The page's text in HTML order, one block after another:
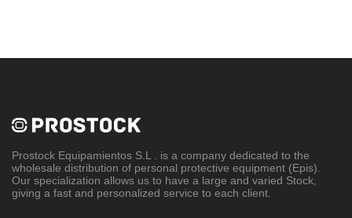
Prostock Equipamientos S.L
. is a company dedicated to the
wholesale distribution of personal protective equipment (Epis).
Our specialization allows us to have a large and varied Stock,
giving a fast and personalized service to each client.